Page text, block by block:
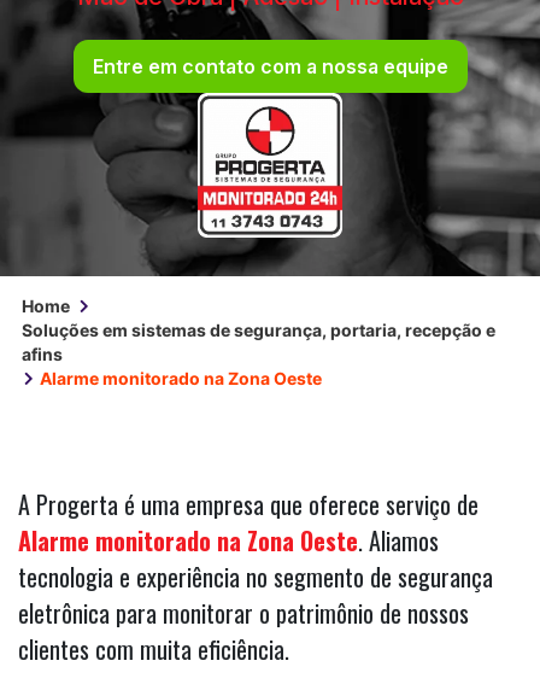
Entre em contato com a nossa equipe
Home
Soluções em sistemas de segurança, portaria, recepção e
afins
Alarme monitorado na Zona Oeste
A Progerta é uma empresa que oferece serviço de
Alarme monitorado na Zona Oeste. Aliamos
tecnologia e experiência no segmento de segurança
eletrônica para monitorar o patrimônio de nossos
clientes com muita eficiência.